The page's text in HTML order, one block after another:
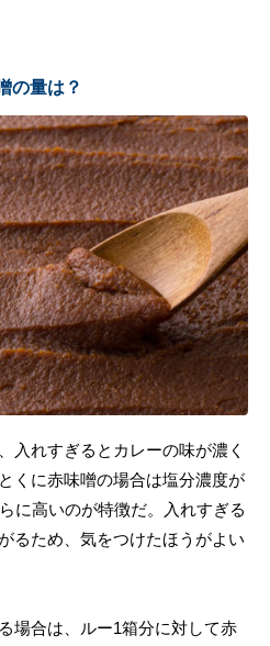
の量は？
入れすぎるとカレーの味が濃く
くに赤味噌の場合は塩分濃度が
に高いのが特徴だ。入れすぎる
るため、気をつけたほうがよい
場合は、ルー1箱分に対して赤